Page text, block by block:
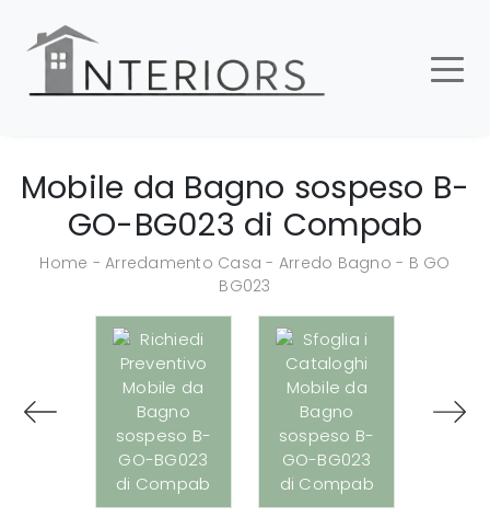
Mobile da Bagno sospeso B-
GO-BG023 di Compab
Home -Arredamento Casa - Arredo Bagno - B GO
BG023